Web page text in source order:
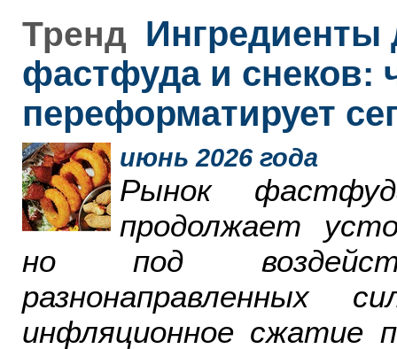
Тренд Ингредиенты
фастфуда и снеков:
переформатирует
июнь 2026 года
Рынок
продолжает
но под
инфляционное сжатие